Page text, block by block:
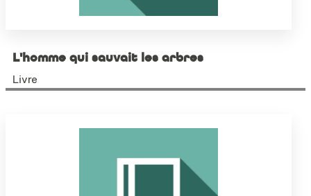
L'homme qui sauvait les arbres
Livre